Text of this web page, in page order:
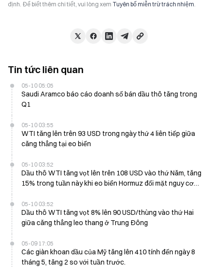
định. Để biết thêm chi tiết, vui lòng xem Tuyên bố miễn trừ trách nhiệm.
Tin tức liên quan
05-10 05:05
Saudi Aramco báo cáo doanh số bán dầu thô tăng trong
Q1
05-10 03:55
WTI tăng lên trên 93 USD trong ngày thứ 4 liên tiếp giữa
căng thẳng tại eo biển
05-10 03:52
Dầu thô WTI tăng vọt lên trên 108 USD vào thứ Năm, tăng
15% trong tuần này khi eo biển Hormuz đối mặt nguy cơ
05-10 03:52
Dầu thô WTI tăng vọt 8% lên 90 USD/thùng vào thứ Hai
giữa căng thẳng leo thang ở Trung Đông
05-09 17:05
Các giàn khoan dầu của Mỹ tăng lên 410 tính đến ngày 8
tháng 5, tăng 2 so với tuần trước.